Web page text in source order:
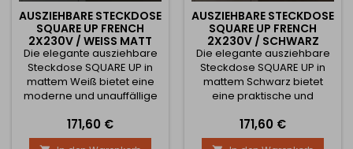
AUSZIEHBARE STECKDOSE
SQUARE UP FRENCH
2X230V / WEISS MATT
Die elegante ausziehbare
Steckdose SQUARE UP in
mattem Weiß bietet eine
moderne und unauffällige
Schreibtische oder Büros.
Im geschlossenen Zustand
Preis
171,60 €
AUSZIEHBARE STECKDOSE
SQUARE UP FRENCH
2X230V / SCHWARZ
MATT
Die elegante ausziehbare
Steckdose SQUARE UP in
mattem Schwarz bietet
eine praktische und
Küchen, Schreibtische oder
Büros. Im geschlossenen
Preis
171,60 €